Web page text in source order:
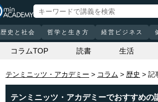
歴史と社会 哲学と生き方 経営ビジネス
コラムTOP 読書 生活
テンミニッツ・アカデミー コラム 歴史 記
テンミニッツ・アカデミーでおすすめの